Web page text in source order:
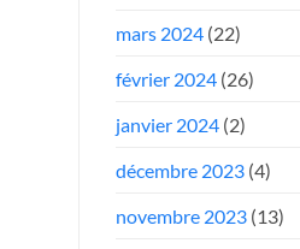
mars 2024(22)
février 2024(26)
janvier 2024(2)
décembre 2023(4)
novembre 2023(13)